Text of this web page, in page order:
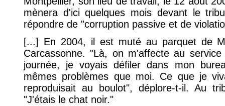
mènera d'ici quelques mois devant le
répondre de "corruption passive et de
[...] En 2004, il est muté au parquet de
Carcassonne. "Là, on m'affecte au
journée, je voyais défiler dans mon
mêmes problèmes que moi. Ce que je
reproduisait au boulot", déplore-t-il. Au
"J'étais le chat noir."